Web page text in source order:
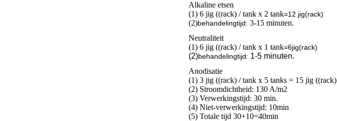
Alkaline etsen
(1) 6 jig ((rack) / tank x 2 tank=12 jig(rack)
(2)behandelingtijd: 3-15 minuten.
Neutraliteit
(1) 6 jig ((rack) / tank x 1 tank=6jig(rack)
(2)behandelingtijd: 1-5 minuten.
Anodisatie
(1) 3 jig ((rack) / tank x 5 tanks = 15 jig ((rack)
(2) Stroomdichtheid: 130 A/m2
(3) Verwerkingstijd: 30 min.
(4) Niet-verwerkingstijd: 10min
(5) Totale tijd 30+10=40min